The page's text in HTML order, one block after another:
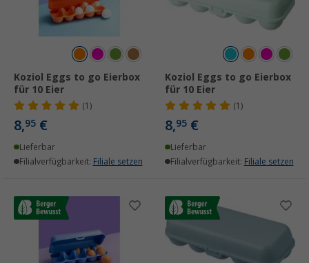
Koziol Eggs to go Eierbox
für 10 Eier
(1)
8,95 €
Lieferbar
Filialverfügbarkeit: Filiale setzen
Koziol Eggs to go Eierbox
für 10 Eier
(1)
8,95 €
Lieferbar
Filialverfügbarkeit: Filiale setzen